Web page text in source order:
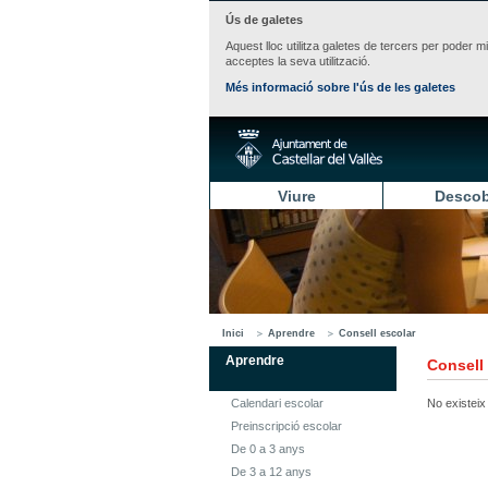
Ús de galetes
Aquest lloc utilitza galetes de tercers per poder
acceptes la seva utilització.
Més informació sobre l'ús de les galetes
Viure
Inici Aprendre Consell escolar
Aprendre
Calendari escolar
Preinscripció escolar
De 0 a 3 anys
De 3 a 12 anys
Consell
No